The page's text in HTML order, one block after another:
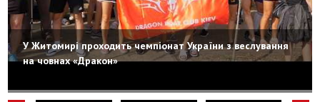
У Житомирі проходить чемпіонат України з веслування
на човнах «Дракон»